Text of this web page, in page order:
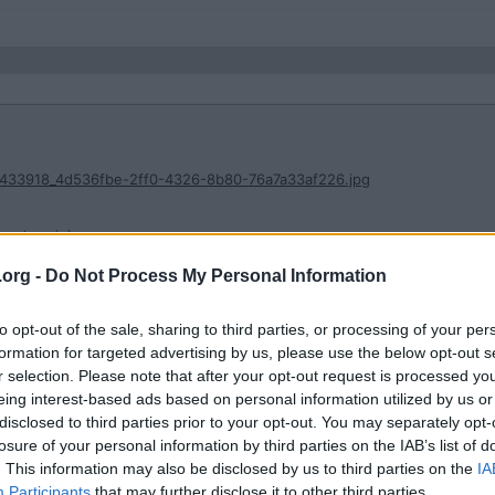
- Do Not Process My Personal Information
opt-out of the sale, sharing to third parties, or processing of your
for targeted advertising by us, please use the below opt-out
selection. Please note that after your opt-out request is processed
interest-based ads based on personal information utilized by us
to third parties prior to your opt-out. You may separately
of your personal information by third parties on the IAB’s list of
This information may also be disclosed by us to third parties on the
Participants that may further disclose it to other third parties.
2ff0-4326-8b80-76a7a33af226.jpg
)
2ff0-4326-8b80-76a7a33af226.jpg